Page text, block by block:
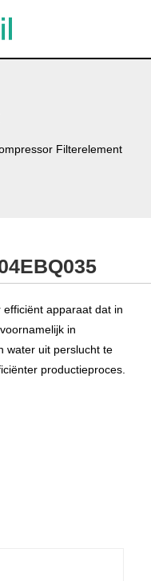
Filterelement
apparaat dat in
in
water uit perslucht te
productieproces.